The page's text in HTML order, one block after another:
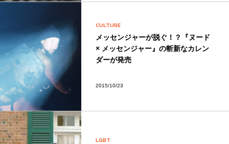
CULTURE
メッセンジャーが脱ぐ！？『ヌード
× メッセンジャー』の斬新なカレン
ダーが発売
2015/10/23
LGBT